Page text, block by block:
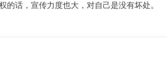
话，宣传力度也大，对自己是没有坏处。